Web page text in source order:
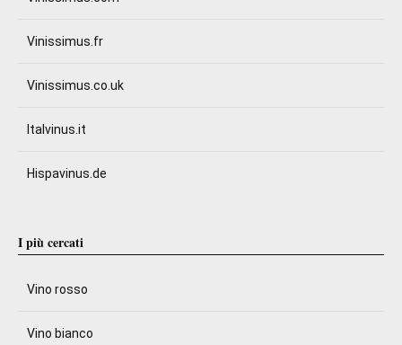
Vinissimus.fr
Vinissimus.co.uk
Italvinus.it
Hispavinus.de
I più cercati
Vino rosso
Vino bianco